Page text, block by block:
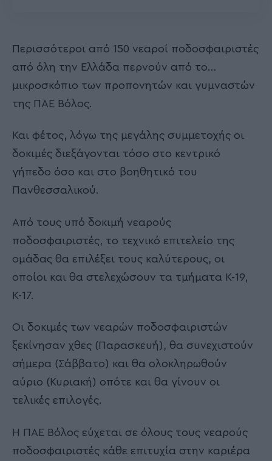
Περισσότεροι από 150 νεαροί ποδοσφαιριστές
από όλη την Ελλάδα περνούν από το…
μικροσκόπιο των προπονητών και γυμναστών
της ΠΑΕ Βόλος.
Και φέτος, λόγω της μεγάλης συμμετοχής οι
δοκιμές διεξάγονται τόσο στο κεντρικό
γήπεδο όσο και στο βοηθητικό του
Πανθεσσαλικού.
Από τους υπό δοκιμή νεαρούς
ποδοσφαιριστές, το τεχνικό επιτελείο της
ομάδας θα επιλέξει τους καλύτερους, οι
οποίοι και θα στελεχώσουν τα τμήματα Κ-19,
Κ-17.
Οι δοκιμές των νεαρών ποδοσφαιριστών
ξεκίνησαν χθες (Παρασκευή), θα συνεχιστούν
σήμερα (Σάββατο) και θα ολοκληρωθούν
αύριο (Κυριακή) οπότε και θα γίνουν οι
τελικές επιλογές.
Η ΠΑΕ Βόλος εύχεται σε όλους τους νεαρούς
ποδοσφαιριστές κάθε επιτυχία στην καριέρα